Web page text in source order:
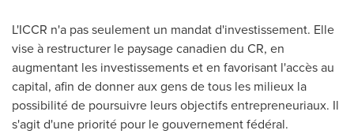
L'ICCR n'a pas seulement un mandat d'investissement. Elle
vise à restructurer le paysage canadien du CR, en
augmentant les investissements et en favorisant l'accès au
capital, afin de donner aux gens de tous les milieux la
possibilité de poursuivre leurs objectifs entrepreneuriaux. Il
s'agit d'une priorité pour le gouvernement fédéral.